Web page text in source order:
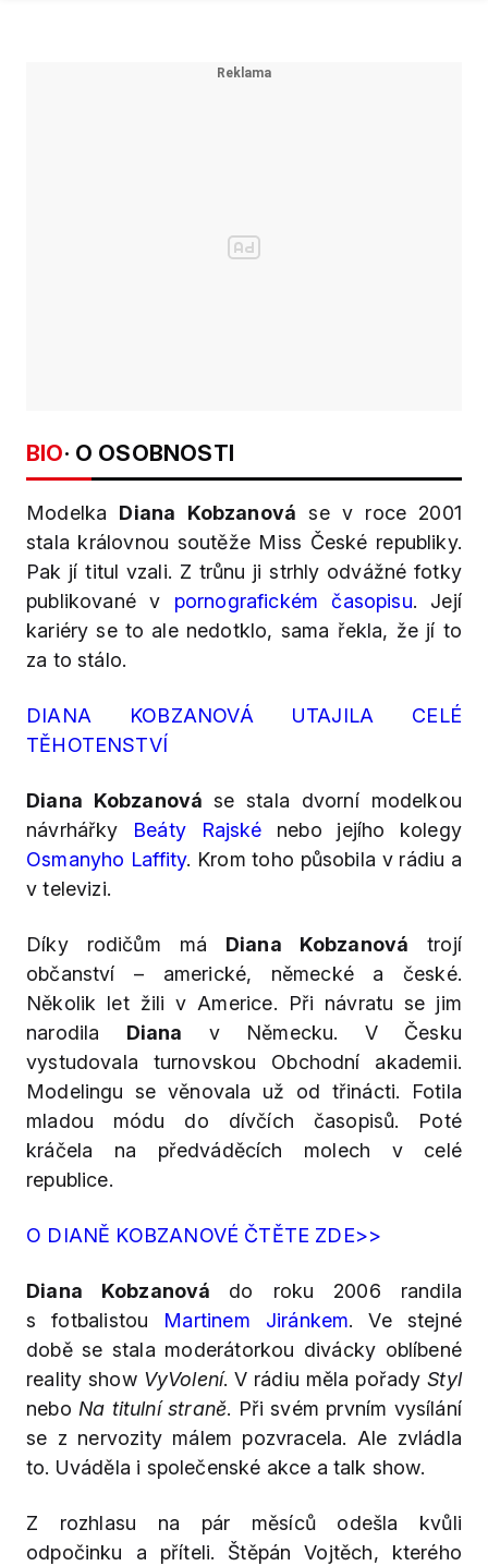
BIO· O OSOBNOSTI
Modelka Diana Kobzanová se v roce 2001
stala královnou soutěže Miss České republiky.
Pak jí titul vzali. Z trůnu ji strhly odvážné fotky
publikované v pornografickém časopisu. Její
kariéry se to ale nedotklo, sama řekla, že jí to
za to stálo.
DIANA KOBZANOVÁ UTAJILA CELÉ
TĚHOTENSTVÍ
Diana Kobzanová se stala dvorní modelkou
návrhářky Beáty Rajské nebo jejího kolegy
Osmanyho Laffity. Krom toho působila v rádiu a
v televizi.
Díky rodičům má Diana Kobzanová trojí
občanství – americké, německé a české.
Několik let žili v Americe. Při návratu se jim
narodila Diana v Německu. V Česku
vystudovala turnovskou Obchodní akademii.
Modelingu se věnovala už od třinácti. Fotila
mladou módu do dívčích časopisů. Poté
kráčela na předváděcích molech v celé
republice.
O DIANĚ KOBZANOVÉ ČTĚTE ZDE>>
Diana Kobzanová do roku 2006 randila
s fotbalistou Martinem Jiránkem. Ve stejné
době se stala moderátorkou divácky oblíbené
reality show VyVolení. V rádiu měla pořadyStyl
nebo Na titulní straně. Při svém prvním vysílání
se z nervozity málem pozvracela. Ale zvládla
to. Uváděla i společenské akce a talk show.
Z rozhlasu na pár měsíců odešla kvůli
odpočinku a příteli. Štěpán Vojtěch, kterého